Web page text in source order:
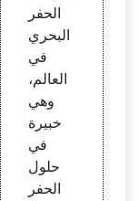
الحفر
البحري
في
العالم،
وهي
خبيرة
في
حلول
الحفر